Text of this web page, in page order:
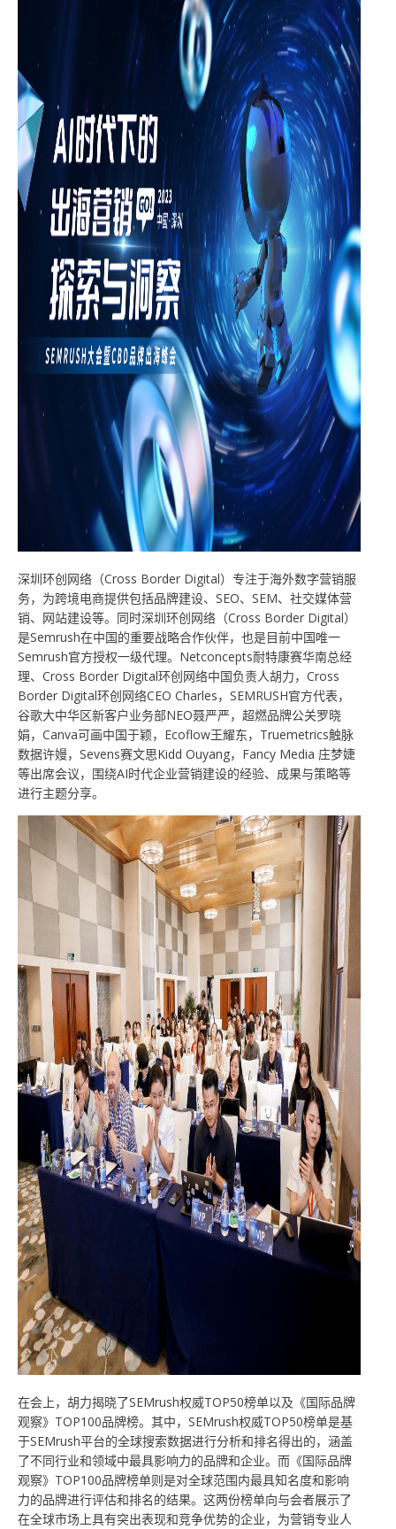
深圳环创网络（Cross Border Digital）专注于海外数字营销服
务，为跨境电商提供包括品牌建设、SEO、SEM、社交媒体营
销、网站建设等。同时深圳环创网络（Cross Border Digital）
是Semrush在中国的重要战略合作伙伴，也是目前中国唯一
Semrush官方授权一级代理。Netconcepts耐特康赛华南总经
理、Cross Border Digital环创网络中国负责人胡力，Cross
Border Digital环创网络CEO Charles，SEMRUSH官方代表，
谷歌大中华区新客户业务部NEO聂严严，超燃品牌公关罗晓
娟，Canva可画中国于颖，Ecoflow王耀东，Truemetrics触脉
数据许嫚，Sevens赛文思Kidd Ouyang，Fancy Media 庄梦婕
等出席会议，围绕AI时代企业营销建设的经验、成果与策略等
进行主题分享。
在会上，胡力揭晓了SEMrush权威TOP50榜单以及《国际品牌
观察》TOP100品牌榜。其中，SEMrush权威TOP50榜单是基
于SEMrush平台的全球搜索数据进行分析和排名得出的，涵盖
了不同行业和领域中最具影响力的品牌和企业。而《国际品牌
观察》TOP100品牌榜单则是对全球范围内最具知名度和影响
力的品牌进行评估和排名的结果。这两份榜单向与会者展示了
在全球市场上具有突出表现和竞争优势的企业，为营销专业人